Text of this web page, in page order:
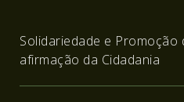
Solidariedade e Promoção
afirmação da Cidadania